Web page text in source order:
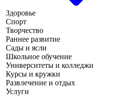
Здоровье
Спорт
Творчество
Раннее развитие
Сады и ясли
Школьное обучение
Университеты и колледжи
Курсы и кружки
Развлечение и отдых
Услуги